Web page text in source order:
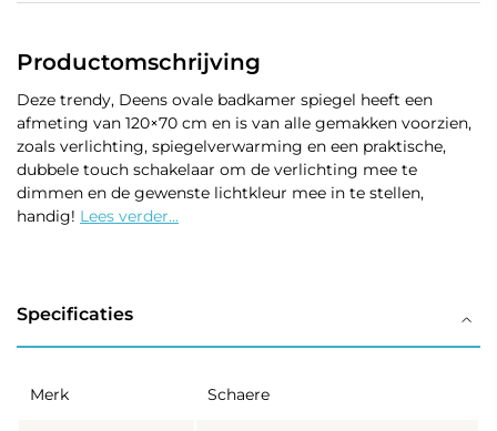
Productomschrijving
Deze trendy, Deens ovale badkamer spiegel heeft een
afmeting van 120×70 cm en is van alle gemakken voorzien,
zoals verlichting, spiegelverwarming en een praktische,
dubbele touch schakelaar om de verlichting mee te
dimmen en de gewenste lichtkleur mee in te stellen,
handig! Lees verder...
Specificaties
Merk Schaere